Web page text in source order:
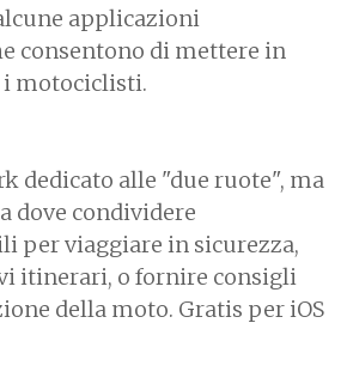
applicazioni
consentono di mettere in
motociclisti.
dedicato alle "due ruote", ma
dove condividere
per viaggiare in sicurezza,
itinerari, o fornire consigli
della moto. Gratis per iOS